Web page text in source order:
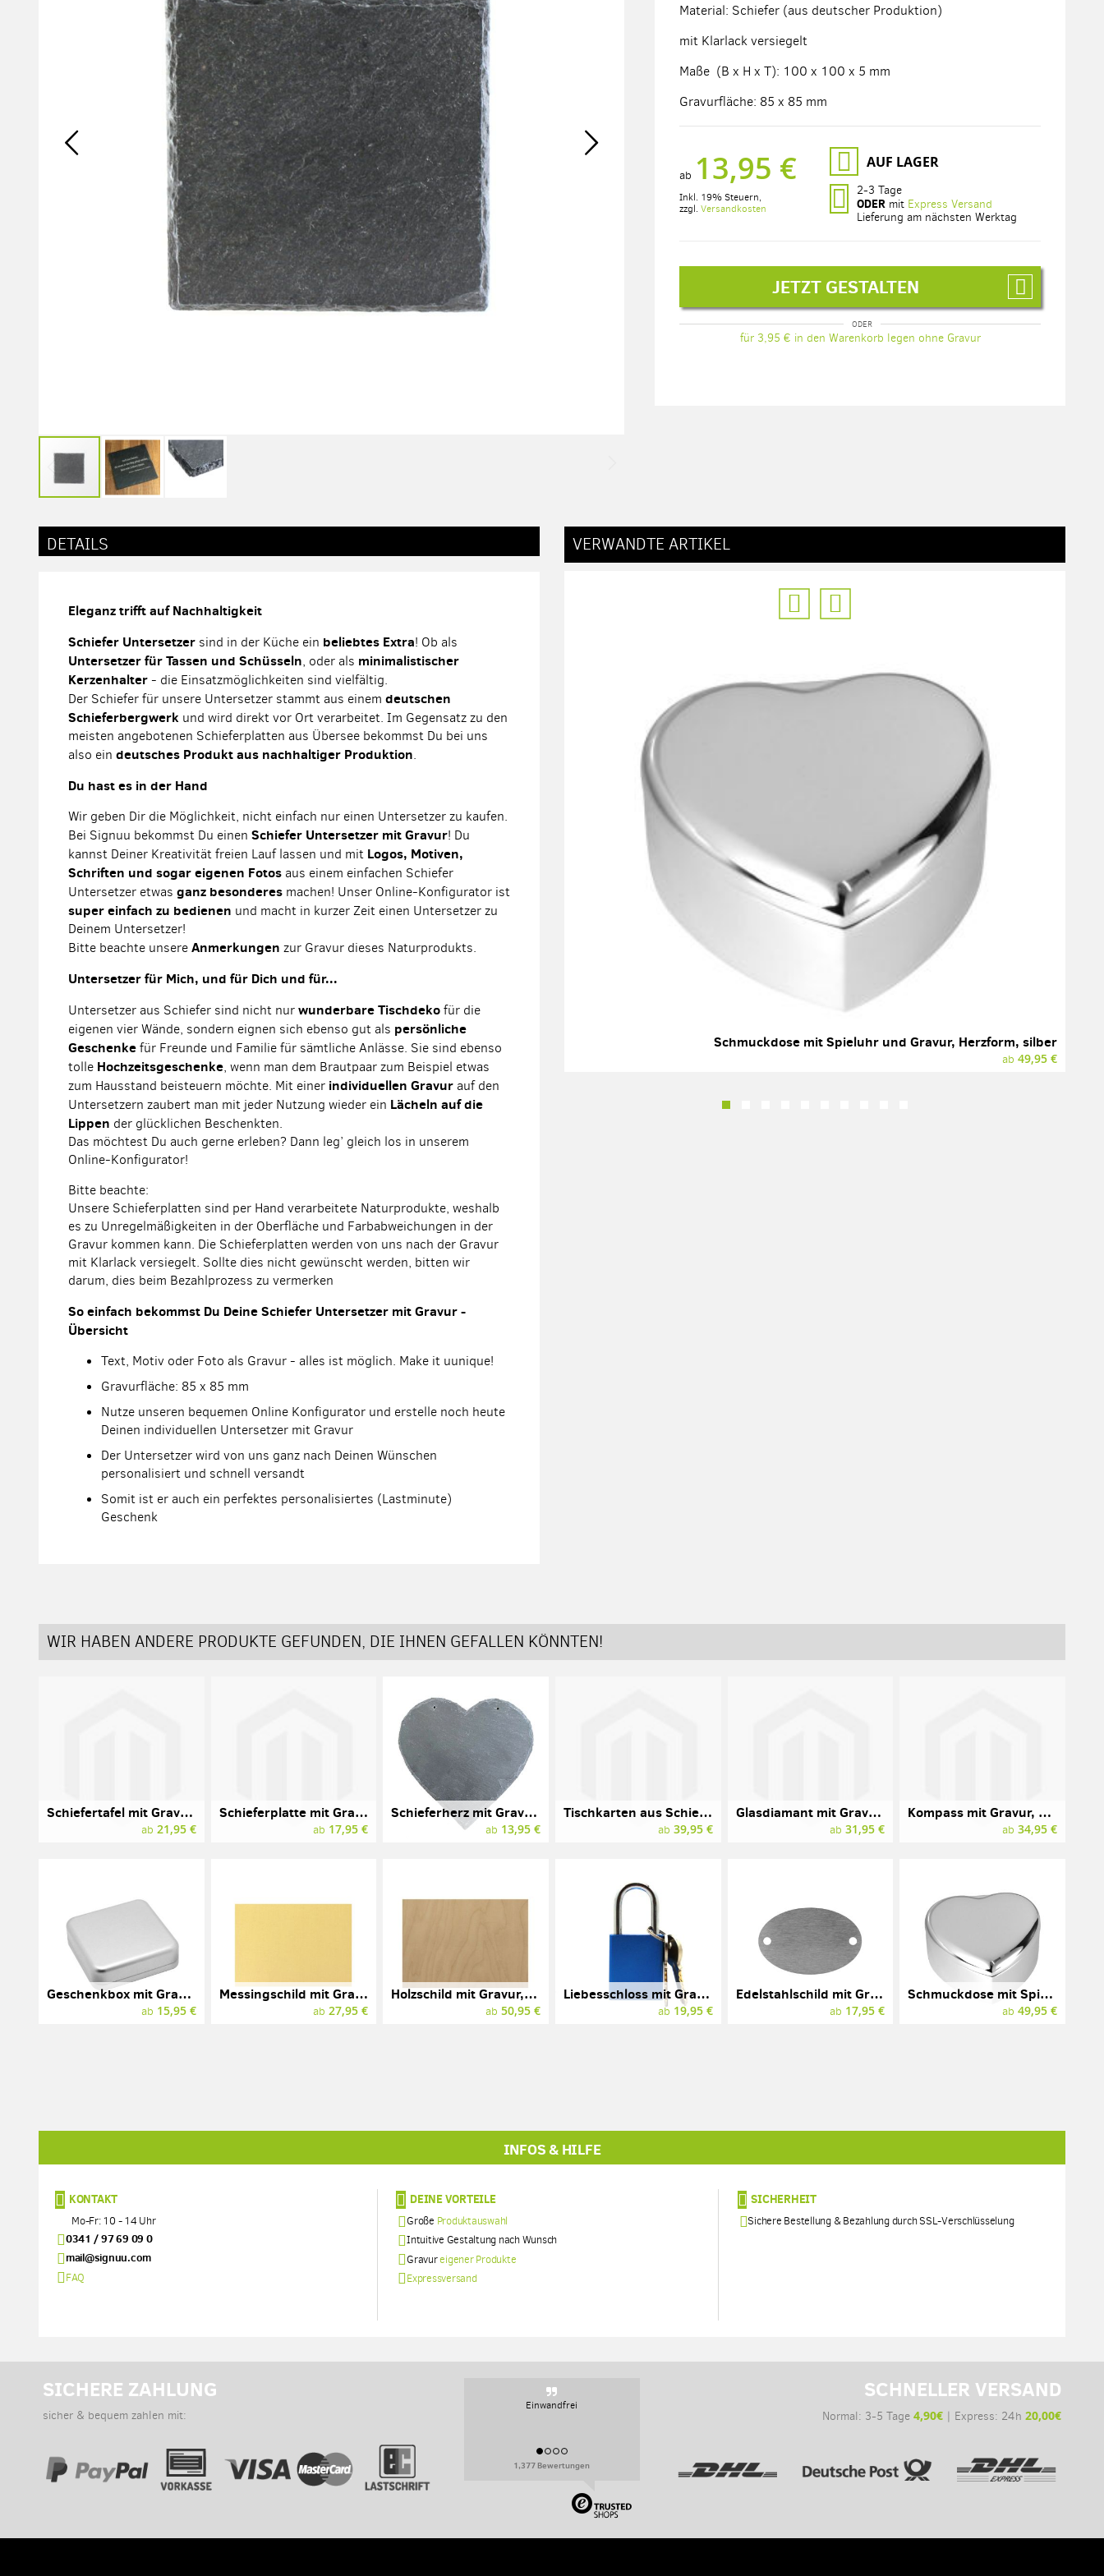
Material: Schiefer (aus deutscher Produktion)
mit Klarlack versiegelt
Maße (B x H x T): 100 x 100 x 5 mm
Gravurfläche: 85 x 85 mm
ab 13,95 €
Inkl. 19% Steuern,
zzgl. Versandkosten
AUF LAGER
2-3 Tage
ODER mit Express Versand
Lieferung am nächsten Werktag
JETZT GESTALTEN
für 3,95 € in den Warenkorb legen ohne Gravur
Anfang
der
Bildergalerie
DETAILS
Eleganz trifft auf Nachhaltigkeit
Schiefer Untersetzer sind in der Küche ein beliebtes Extra! Ob als
Untersetzer für Tassen und Schüsseln, oder als minimalistischer
Kerzenhalter- die Einsatzmöglichkeiten sind vielfältig.
Der Schiefer für unsere Untersetzer stammt aus einem deutschen
Schieferbergwerk und wird direkt vor Ort verarbeitet. Im Gegensatz zu den
meisten angebotenen Schieferplatten aus Übersee bekommst Du bei uns
also ein deutsches Produkt aus nachhaltiger Produktion.
Du hast es in der Hand
Wir geben Dir die Möglichkeit, nicht einfach nur einen Untersetzer zu kaufen.
Bei Signuu bekommst Du einen Schiefer Untersetzer mit Gravur! Du
kannst Deiner Kreativität freien Lauf lassen und mit Logos, Motiven,
Schriften und sogar eigenen Fotos aus einem einfachen Schiefer
Untersetzer etwas ganz besonderes machen! Unser Online-Konfigurator ist
super einfach zu bedienen und macht in kurzer Zeit einen Untersetzer zu
Deinem Untersetzer!
Bitte beachte unsereAnmerkungen zur Gravur dieses Naturprodukts.
Untersetzer für Mich, und für Dich und für...
Untersetzer aus Schiefer sind nicht nurwunderbare Tischdekofür die
eigenen vier Wände, sondern eignen sich ebenso gut als persönliche
Geschenkefür Freunde und Familie für sämtliche Anlässe. Sie sind ebenso
tolle Hochzeitsgeschenke, wenn man dem Brautpaar zum Beispiel etwas
zum Hausstand beisteuern möchte. Mit einer individuellen Gravur auf den
Untersetzern zaubert man mit jeder Nutzung wieder ein Lächeln auf die
Lippen der glücklichen Beschenkten.
Das möchtest Du auch gerne erleben? Dann leg’ gleich los in unserem
Online-Konfigurator!
Bitte beachte:
Unsere Schieferplatten sind per Hand verarbeitete Naturprodukte, weshalb
es zu Unregelmäßigkeiten in der Oberfläche und Farbabweichungen in der
Gravur kommen kann. Die Schieferplatten werden von uns nach der Gravur
mit Klarlack versiegelt. Sollte dies nicht gewünscht werden, bitten wir
darum, dies beim Bezahlprozess zu vermerken
So einfach bekommst Du Deine Schiefer Untersetzer mit Gravur -
Übersicht
Text, Motiv oder Foto als Gravur - alles ist möglich. Make it uunique!
Gravurfläche: 85 x 85 mm
Nutze unseren bequemen Online Konfigurator und erstelle noch heute
Deinen individuellen Untersetzer mit Gravur
Der Untersetzer wird von uns ganz nach Deinen Wünschen
personalisiert und schnell versandt
Somit ist er auch ein perfektes personalisiertes (Lastminute)
Geschenk
VERWANDTE ARTIKEL
Schmuckdose mit Spieluhr und Gravur, Herzform, silber
ab 49,95 €
WIR HABEN ANDERE PRODUKTE GEFUNDEN, DIE IHNEN GEFALLEN KÖNNTEN!
Schiefertafel mit Gravur, 300 x 200 mm
ab 21,95 €
Schieferplatte mit Gravur, rund, 200 mm
ab 17,95 €
Schieferherz mit Gravur und Löchern
ab 13,95 €
Tischkarten aus Schiefer mit Gravur, 5er Pack
ab 39,95 €
Glasdiamant mit Gravur, 10 cm, blau
ab 31,95 €
Kompass mit Gravur, Messing in Holzbox
ab 34,95 €
Geschenkbox mit Gravur, Metall, 120 x 120 x 35 mm
ab 15,95 €
Messingschild mit Gravur, 148 x 105 mm
ab 27,95 €
Holzschild mit Gravur, Birke, Multiplex, 297 x 210 mm (A4)
ab 50,95 €
Liebesschloss mit Gravur, blau, Aluminium
ab 19,95 €
Edelstahlschild mit Gravur und Löchern, oval, 85 x 55 mm
ab 17,95 €
Schmuckdose mit Spieluhr und Gravur, Herzform, silber
ab 49,95 €
INFOS & HILFE
KONTAKT
Mo-Fr: 10 - 14 Uhr
0341 / 97 69 09 0
mail@signuu.com
FAQ
DEINE VORTEILE
Große Produktauswahl
Intuitive Gestaltung nach Wunsch
Gravureigener Produkte
Expressversand
SICHERHEIT
Sichere Bestellung & Bezahlung durch SSL-Verschlüsselung
SICHERE ZAHLUNG
sicher & bequem zahlen mit:
Sehr persoenlich, sehr flexibel.
1,377 Bewertungen
SCHNELLER VERSAND
Normal: 3-5 Tage 4,90€| Express: 24h 20,00€